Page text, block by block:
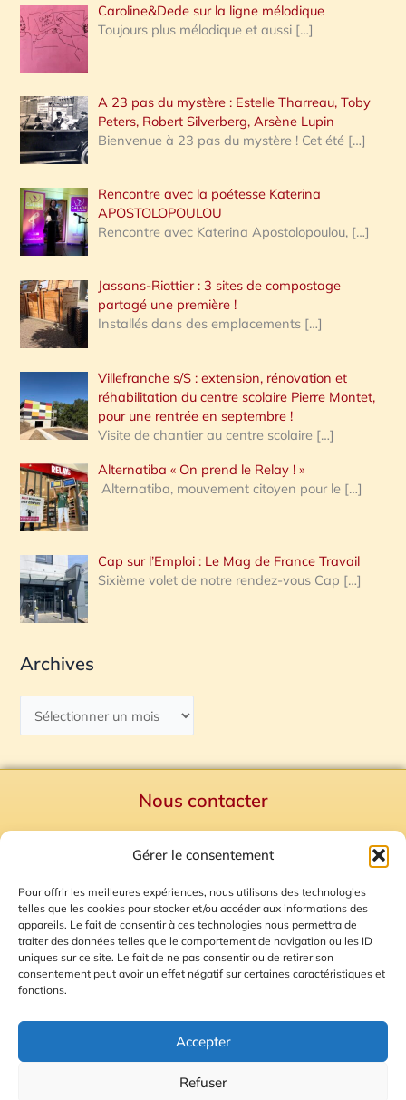
Gérer le consentement
Pour offrir les meilleures expériences, nous utilisons des technologies
telles que les cookies pour stocker et/ou accéder aux informations des
appareils. Le fait de consentir à ces technologies nous permettra de
traiter des données telles que le comportement de navigation ou les ID
uniques sur ce site. Le fait de ne pas consentir ou de retirer son
consentement peut avoir un effet négatif sur certaines caractéristiques et
fonctions.
Accepter
Refuser
Caroline&Dede sur la ligne mélodique
Toujours plus mélodique et aussi […]
A 23 pas du mystère : Estelle Tharreau, Toby
Peters, Robert Silverberg, Arsène Lupin
Bienvenue à 23 pas du mystère ! Cet été […]
Rencontre avec la poétesse Katerina
APOSTOLOPOULOU
Rencontre avec Katerina Apostolopoulou, […]
Jassans-Riottier : 3 sites de compostage
partagé une première !
Installés dans des emplacements […]
Villefranche s/S : extension, rénovation et
réhabilitation du centre scolaire Pierre Montet,
pour une rentrée en septembre !
Visite de chantier au centre scolaire […]
Alternatiba « On prend le Relay ! »
Alternatiba, mouvement citoyen pour le […]
Cap sur l’Emploi : Le Mag de France Travail
Sixième volet de notre rendez-vous Cap […]
Archives
Nous contacter
Mentions Légales
Plan du site
Gestion des Cookies